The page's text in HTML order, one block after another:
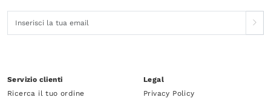
Servizio clienti
Ricerca il tuo ordine
Legal
Privacy Policy